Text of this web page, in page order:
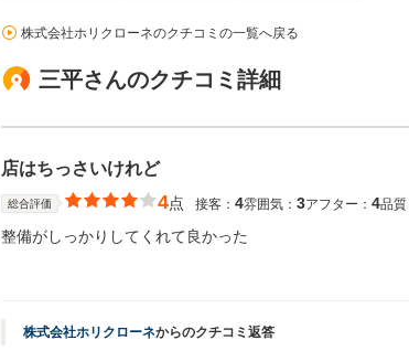
株式会社ホリクローネのクチコミの一覧へ戻る
三平さんのクチコミ詳細
店はちっさいけれど
総合評価 4点 接客： 4雰囲気： 3アフター： 4品質
整備がしっかりしてくれて良かった
株式会社ホリクローネからのクチコミ返答